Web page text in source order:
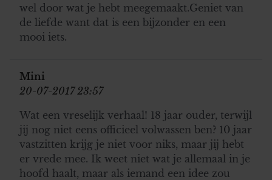
wel door wat je hebt meegemaakt.Geniet van
de liefde want dat is een bijzonder en een
mooi iets.
Mini
20-07-2017 23:57
Wat een vreselijk verhaal! 18 jaar ouder, terwijl
jij nog niet eens officieel volwassen ben? 10 jaar
vastzitten krijg je niet voor niks, maar jij hebt
er vrede mee. Ik weet niet wat je allemaal in je
hoofd haalt, maar als iemand een idee zou